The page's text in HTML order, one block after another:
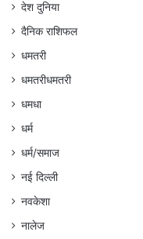
देश दुनिया
दैनिक राशिफल
धमतरी
धमतरीधमतरी
धमधा
धर्म
धर्म/समाज
नई दिल्ली
नवकेशा
नालेज